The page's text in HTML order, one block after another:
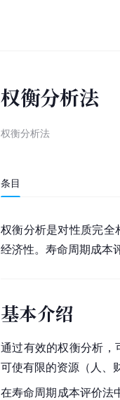
权衡分析法
权衡分析法
条目
权衡分析是对性质完全
经济性。寿命周期成本
基本介绍
通过有效的权衡分析，
可使有限的资源（人、
在寿命周期成本评价